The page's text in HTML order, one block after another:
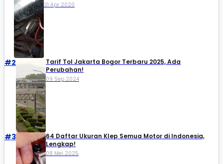
21 Apr 2020
#2
Tarif Tol Jakarta Bogor Terbaru 2025, Ada
Perubahan!
09 Sep 2024
#3
64 Daftar Ukuran Klep Semua Motor di Indonesia,
Lengkap!
08 Mei 2025